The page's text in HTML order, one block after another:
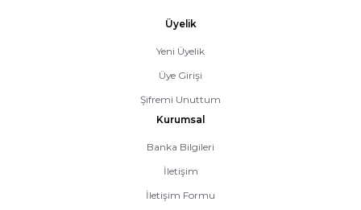
Üyelik
Yeni Üyelik
Üye Girişi
Şifremi Unuttum
Kurumsal
Banka Bilgileri
İletişim
İletişim Formu